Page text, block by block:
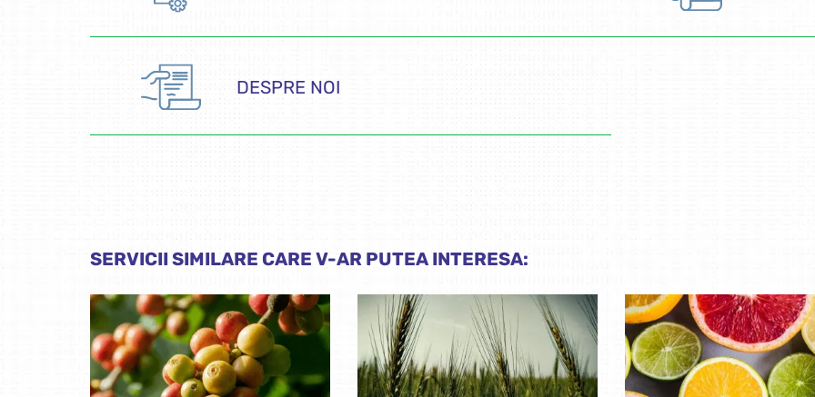
DESPRE NOI
SERVICII SIMILARE CARE V-AR PUTEA INTERESA: